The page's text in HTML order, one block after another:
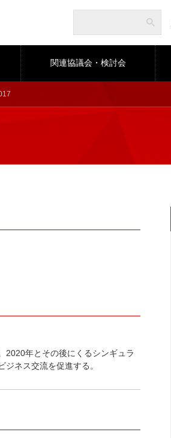
関連協議会・検討会
2020年とその後にくるシンギュラ
ネス交流を促進する。